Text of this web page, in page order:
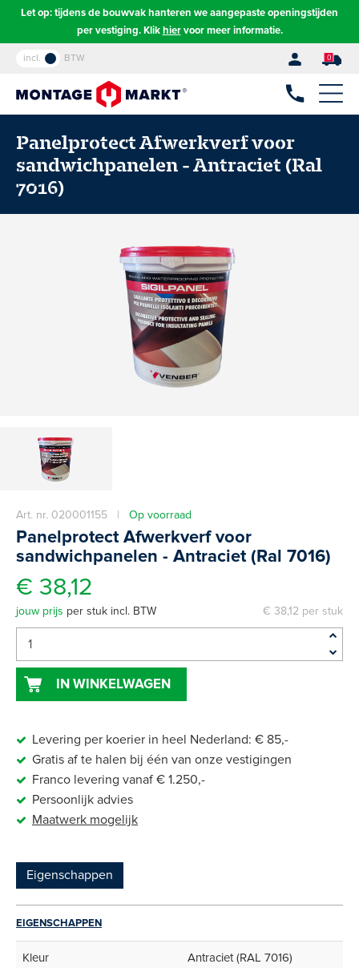
Let op: tijdens de bouwvak hanteren we aangepaste openingstijden
per vestiging. Klikhiervoor meer informatie.
incl. BTW 0
Panelprotect Afwerkverf voor
sandwichpanelen - Antraciet (Ral
7016)
Art. nr. 020001155 | Op voorraad
Panelprotect Afwerkverf voor
sandwichpanelen - Antraciet (Ral 7016)
€ 38,12
jouw prijs per stuk incl. BTW € 38,12 per stuk
IN WINKELWAGEN
Levering per koerier in heel Nederland: € 85,-
Gratis af te halen bij één van onze vestigingen
Franco levering vanaf € 1.250,-
Persoonlijk advies
Maatwerk mogelijk
Eigenschappen
EIGENSCHAPPEN
Kleur Antraciet (RAL 7016)